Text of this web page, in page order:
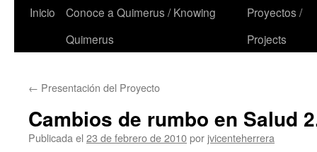
Saltar
Inicio
Conoce a Quimerus / Knowing
Quimerus
Proyectos /
Projects
← Presentación del Proyecto
Cambios de rumbo en Salud
Publicada el 23 de febrero de 2010por jvicenteherrera